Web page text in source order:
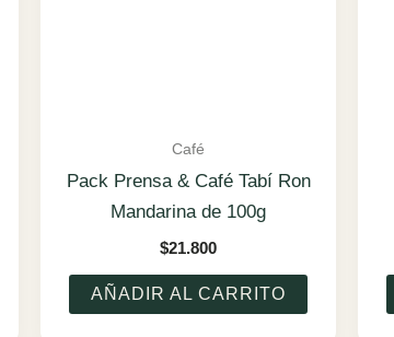
Café
Pack Prensa & Café Tabí Ron
Mandarina de 100g
$21.800
AÑADIR AL CARRITO